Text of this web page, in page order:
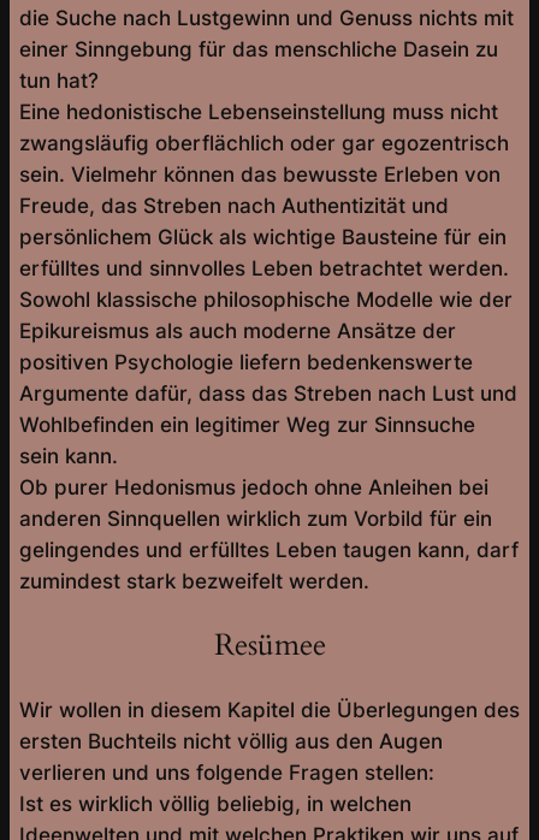
die Suche nach Lustgewinn und Genuss nichts mit
einer Sinngebung für das menschliche Dasein zu
tun hat?
Eine hedonistische Lebenseinstellung muss nicht
zwangsläufig oberflächlich oder gar egozentrisch
sein. Vielmehr können das bewusste Erleben von
Freude, das Streben nach Authentizität und
persönlichem Glück als wichtige Bausteine für ein
erfülltes und sinnvolles Leben betrachtet werden.
Sowohl klassische philosophische Modelle wie der
Epikureismus als auch moderne Ansätze der
positiven Psychologie liefern bedenkenswerte
Argumente dafür, dass das Streben nach Lust und
Wohlbefinden ein legitimer Weg zur Sinnsuche
sein kann.
Ob purer Hedonismus jedoch ohne Anleihen bei
anderen Sinnquellen wirklich zum Vorbild für ein
gelingendes und erfülltes Leben taugen kann, darf
zumindest stark bezweifelt werden.
Resümee
Wir wollen in diesem Kapitel die Überlegungen des
ersten Buchteils nicht völlig aus den Augen
verlieren und uns folgende Fragen stellen:
Ist es wirklich völlig beliebig, in welchen
Ideenwelten und mit welchen Praktiken wir uns auf